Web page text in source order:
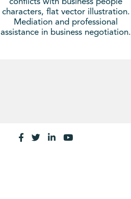
characters, flat vector illustration.
Mediation and professional
assistance in business negotiation.